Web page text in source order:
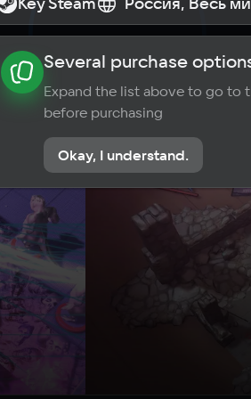
About the game News
Several purchase
Expand the list above to go to
before purchasing
Okay, I understand.